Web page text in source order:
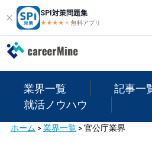
SPI対策問題集
★★★★ ★★
無料アプリ
業界一覧
記事一
就活ノウハウ
ホーム >業界一覧>官公庁業界